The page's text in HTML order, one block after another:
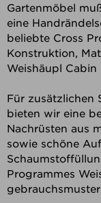
Gartenmöbel
eine
beliebte Cross
Konstruktion,
Weishäupl
Für zusätzlichen
bieten wir eine
Nachrüsten aus
sowie schöne
Programmes